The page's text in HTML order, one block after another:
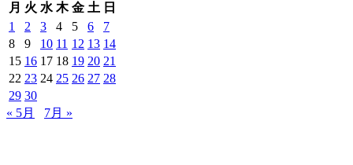
月 火 水 木 金 土 日
1
2 3 4 5 6
7
8
9 10 11 12 13 14
15 16 17 18 19 20 21
22 23 24 25 26 27 28
29 30
« 5月
7月 »